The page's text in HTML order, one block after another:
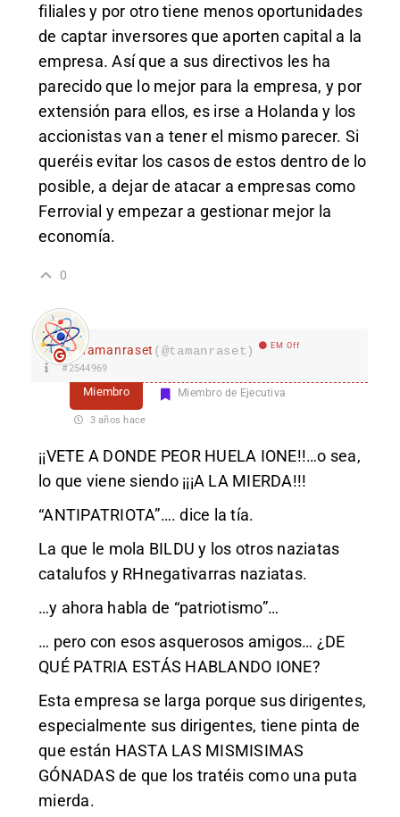
filiales y por otro tiene menos oportunidades
de captar inversores que aporten capital a la
empresa. Así que a sus directivos les ha
parecido que lo mejor para la empresa, y por
extensión para ellos, es irse a Holanda y los
accionistas van a tener el mismo parecer. Si
queréis evitar los casos de estos dentro de lo
posible, a dejar de atacar a empresas como
Ferrovial y empezar a gestionar mejor la
economía.
0
Tamanraset (@tamanraset) EM Off
#2544969
Miembro Miembro de Ejecutiva
3 años hace
¡¡VETE A DONDE PEOR HUELA IONE!!…o sea,
lo que viene siendo ¡¡¡A LA MIERDA!!!
“ANTIPATRIOTA”…. dice la tía.
La que le mola BILDU y los otros naziatas
catalufos y RHnegativarras naziatas.
…y ahora habla de “patriotismo”…
… pero con esos asquerosos amigos… ¿DE
QUÉ PATRIA ESTÁS HABLANDO IONE?
Esta empresa se larga porque sus dirigentes,
especialmente sus dirigentes, tiene pinta de
que están HASTA LAS MISMISIMAS
GÓNADAS de que los tratéis como una puta
mierda.